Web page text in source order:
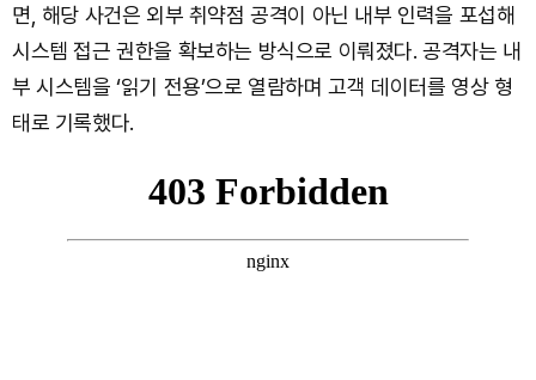
면, 해당 사건은 외부 취약점 공격이 아닌 내부 인력을 포섭해
시스템 접근 권한을 확보하는 방식으로 이뤄졌다. 공격자는 내
부 시스템을 ‘읽기 전용’으로 열람하며 고객 데이터를 영상 형
태로 기록했다.